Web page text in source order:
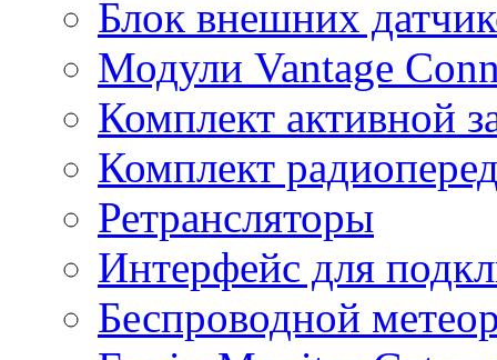
Блок внешних
Модули Vantage
Комплект активной
Комплект
Ретрансляторы
Интерфейс для
Беспроводной